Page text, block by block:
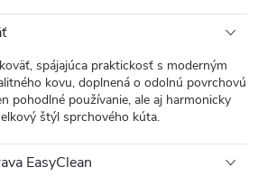
spájajúca praktickosť s moderným
kovu, doplnená o odolnú povrchovú
pohodlné používanie, ale aj harmonicky
štýl sprchového kúta.
EasyClean